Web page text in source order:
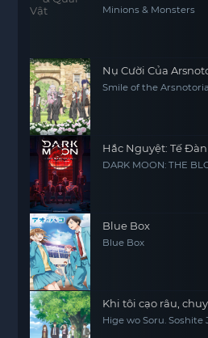
Minions & Monsters
Nụ Cười Của
Smile of the
Hắc Nguyệt: Tế
DARK MOON: THE
Blue Box
Blue Box
Khi tôi cạo râu,
Hige wo Soru.